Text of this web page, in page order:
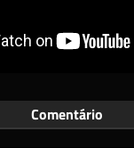
Comentário